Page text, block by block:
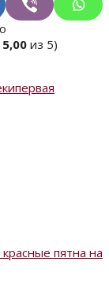
5,00 из 5)
первая
пятна на